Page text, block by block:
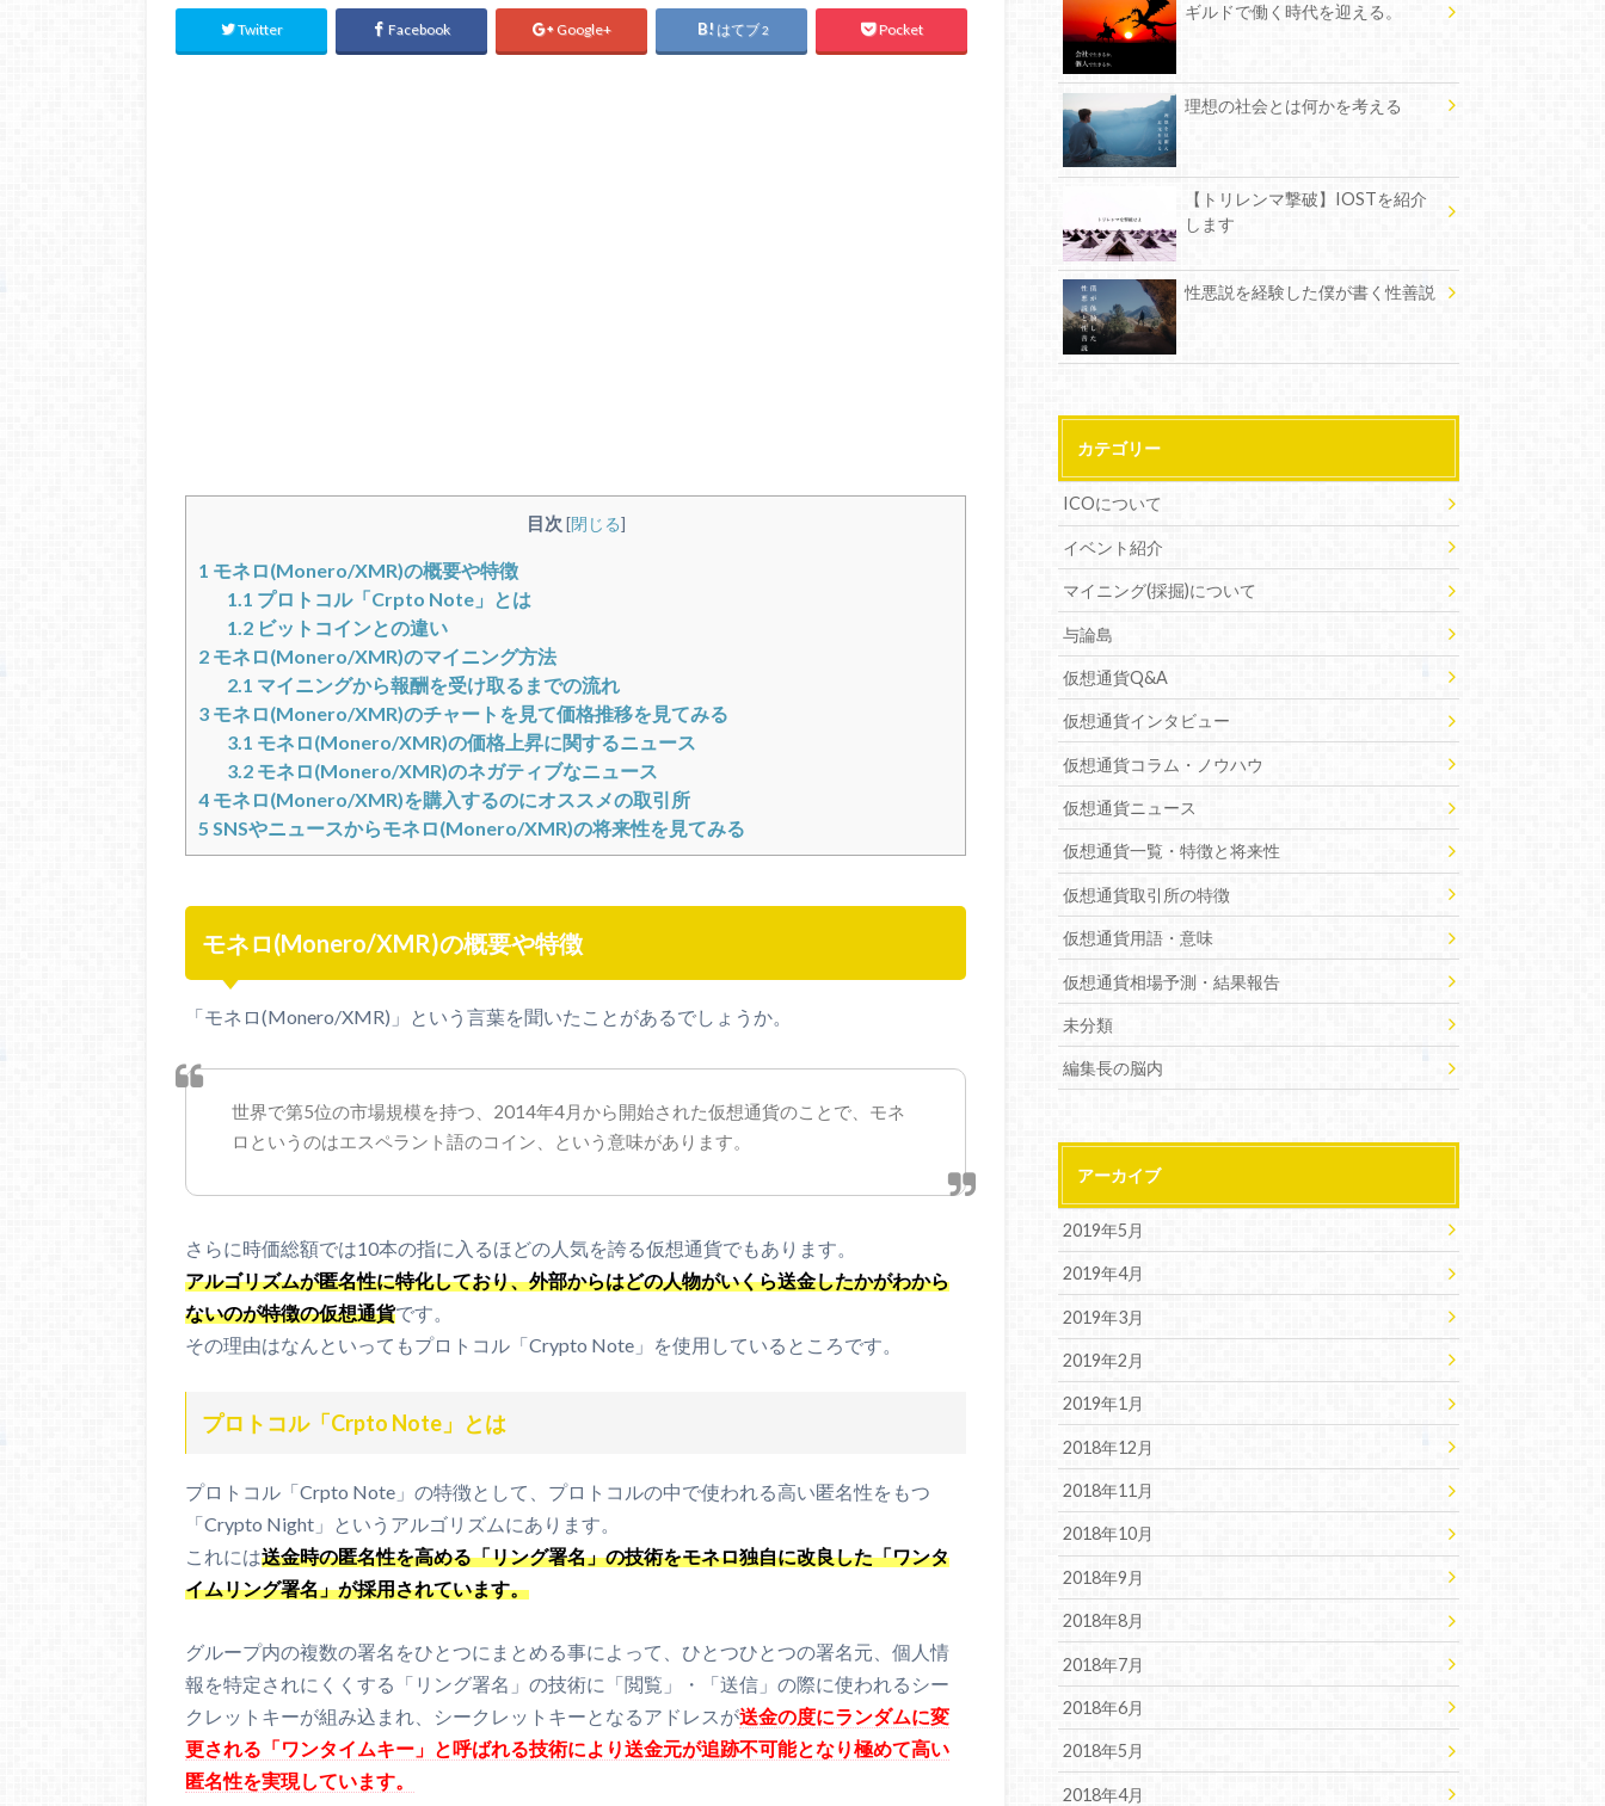
Twitter Facebook Google+ はてブ2 Pocket
目次 [閉じる]
1 モネロ(Monero/XMR)の概要や特徴
1.1 プロトコル「Crpto Note」とは
1.2 ビットコインとの違い
2 モネロ(Monero/XMR)のマイニング方法
2.1 マイニングから報酬を受け取るまでの流れ
3 モネロ(Monero/XMR)のチャートを見て価格推移を見てみる
3.1 モネロ(Monero/XMR)の価格上昇に関するニュース
3.2 モネロ(Monero/XMR)のネガティブなニュース
4 モネロ(Monero/XMR)を購入するのにオススメの取引所
5 SNSやニュースからモネロ(Monero/XMR)の将来性を見てみる
モネロ(Monero/XMR)の概要や特徴
「モネロ(Monero/XMR)」という言葉を聞いたことがあるでしょうか。
世界で第5位の市場規模を持つ、2014年4月から開始された仮想通貨のことで、モネ
ロというのはエスペラント語のコイン、という意味があります。
さらに時価総額では10本の指に入るほどの人気を誇る仮想通貨でもあります。
アルゴリズムが匿名性に特化しており、外部からはどの人物がいくら送金したかがわから
ないのが特徴の仮想通貨です。
その理由はなんといってもプロトコル「Crypto Note」を使用しているところです。
プロトコル「Crpto Note」とは
プロトコル「Crpto Note」の特徴として、プロトコルの中で使われる高い匿名性をもつ
「Crypto Night」というアルゴリズムにあります。
これには送金時の匿名性を高める「リング署名」の技術をモネロ独自に改良した「ワンタ
イムリング署名」が採用されています。
グループ内の複数の署名をひとつにまとめる事によって、ひとつひとつの署名元、個人情
報を特定されにくくする「リング署名」の技術に「閲覧」・「送信」の際に使われるシー
クレットキーが組み込まれ、シークレットキーとなるアドレスが送金の度にランダムに変
更される「ワンタイムキー」と呼ばれる技術により送金元が追跡不可能となり極めて高い
匿名性を実現しています。
ギルドで働く時代を迎える。
理想の社会とは何かを考える
【トリレンマ撃破】IOSTを紹介
します
性悪説を経験した僕が書く性善説
カテゴリー
ICOについて
イベント紹介
マイニング(採掘)について
与論島
仮想通貨Q&A
仮想通貨インタビュー
仮想通貨コラム・ノウハウ
仮想通貨ニュース
仮想通貨一覧・特徴と将来性
仮想通貨取引所の特徴
仮想通貨用語・意味
仮想通貨相場予測・結果報告
未分類
編集長の脳内
アーカイブ
2019年5月
2019年4月
2019年3月
2019年2月
2019年1月
2018年12月
2018年11月
2018年10月
2018年9月
2018年8月
2018年7月
2018年6月
2018年5月
2018年4月